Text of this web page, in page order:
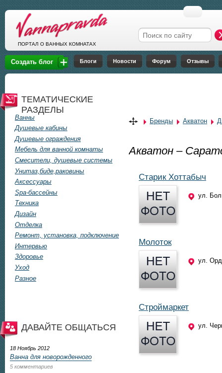
ПОРТАЛ О ВАННЫХ КОМНАТАХ Форма поиска
Создать блог Блоги Новости Форум Отзывы
ТЕМАТИЧЕСКИЕ
РАЗДЕЛЫ
Ванны
Душевые кабины
Душевые ограждения
Мебель для ванной комнаты
Смесители, душевые системы
Унитаз,биде,раковины
Аксессуары
Spa-бассейны
Техника
Дизайн
Отделка
Ремонт, установка, подключение
Интервью
Здоровье
Уход
Разное
ДАВАЙТЕ ОБЩАТЬСЯ
18 Ноябрь 2012
Ванна для новорожденного
5 комментариев
Бренды Акватон
Акватон –
Старик Хоттабыч
ул.
Молоток
ул.
Строймаркет
ул.